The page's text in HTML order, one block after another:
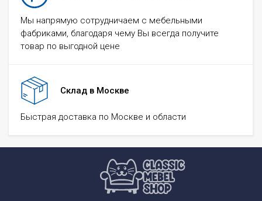
Мы напрямую сотрудничаем с мебельными
фабриками, благодаря чему Вы всегда получите
товар по выгодной цене
Склад в Москве
Быстрая доставка по Москве и области